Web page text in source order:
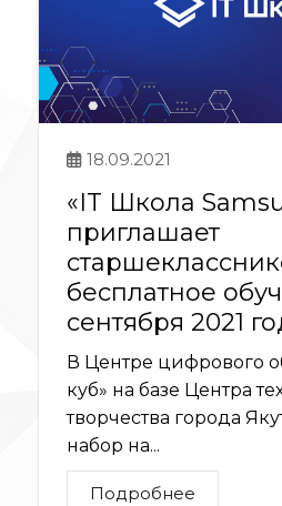
18.09.2021
«IT Школа
приглашает
бесплатное
сентября 2021
В Центре цифрового
куб» на базе Центра
творчества города
набор на...
Подробнее